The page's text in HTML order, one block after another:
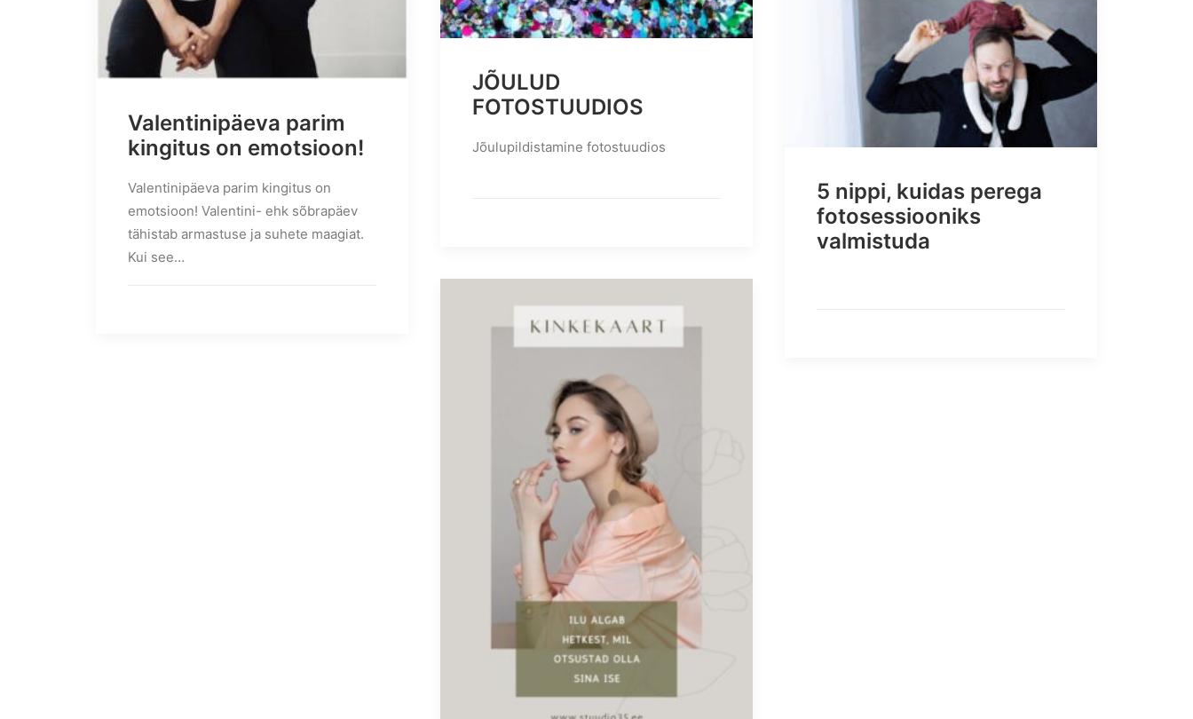
JÕULUD
FOTOSTUUDIOS
Jõulupildistamine fotostuudios
Valentinipäeva parim
kingitus on emotsioon!
Valentinipäeva parim kingitus on
emotsioon! Valentini- ehk sõbrapäev
tähistab armastuse ja suhete maagiat.
Kui see…
5 nippi, kuidas perega
fotosessiooniks
valmistuda